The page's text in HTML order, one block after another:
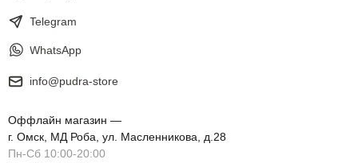
Telegram
WhatsApp
info@pudra-store
Оффлайн магазин —
г. Омск, МД Роба, ул. Масленникова, д.28
Пн-Сб 10:00-20:00